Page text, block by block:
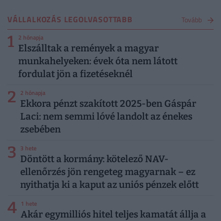
VÁLLALKOZÁS LEGOLVASOTTABB Tovább
1 2 hónapja
Elszálltak a remények a magyar
munkahelyeken: évek óta nem látott
fordulat jön a fizetéseknél
2 2 hónapja
Ekkora pénzt szakított 2025-ben Gáspár
Laci: nem semmi lóvé landolt az énekes
zsebében
3 3 hete
Döntött a kormány: kötelező NAV-
ellenőrzés jön rengeteg magyarnak – ez
nyithatja ki a kaput az uniós pénzek előtt
4 1 hete
Akár egymilliós hitel teljes kamatát állja a